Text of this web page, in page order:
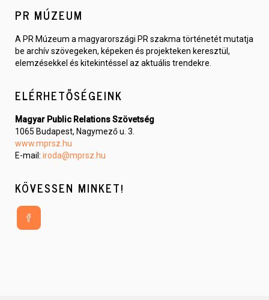
PR MÚZEUM
A PR Múzeum a magyarországi PR szakma történetét mutatja
be archív szövegeken, képeken és projekteken keresztül,
elemzésekkel és kitekintéssel az aktuális trendekre.
ELÉRHETŐSÉGEINK
Magyar Public Relations Szövetség
1065 Budapest, Nagymező u. 3.
www.mprsz.hu
E-mail: iroda@mprsz.hu
KÖVESSEN MINKET!